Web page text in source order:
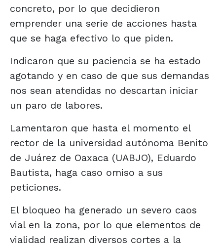
concreto, por lo que decidieron
emprender una serie de acciones hasta
que se haga efectivo lo que piden.
Indicaron que su paciencia se ha estado
agotando y en caso de que sus demandas
nos sean atendidas no descartan iniciar
un paro de labores.
Lamentaron que hasta el momento el
rector de la universidad autónoma Benito
de Juárez de Oaxaca (UABJO), Eduardo
Bautista, haga caso omiso a sus
peticiones.
El bloqueo ha generado un severo caos
vial en la zona, por lo que elementos de
vialidad realizan diversos cortes a la